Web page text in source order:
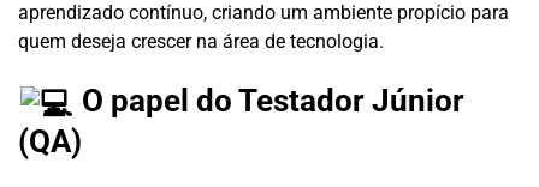
aprendizado contínuo, criando um ambiente propício para
quem deseja crescer na área de tecnologia.
O papel do Testador Júnior
(QA)